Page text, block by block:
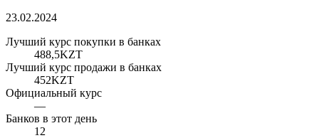
23.02.2024
Лучший курс покупки в банках
488,5KZT
Лучший курс продажи в банках
452KZT
Официальный курс
—
Банков в этот день
12